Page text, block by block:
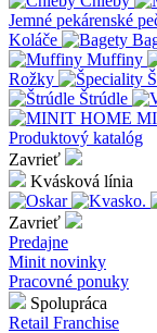
Jemné pekárenské
Koláče
Muffiny
Rožky
Štrúdle
Produktový katalóg
Zavrieť
Kvásková línia
Zavrieť
Predajne
Minit novinky
Pracovné ponuky
Spolupráca
Retail Franchise